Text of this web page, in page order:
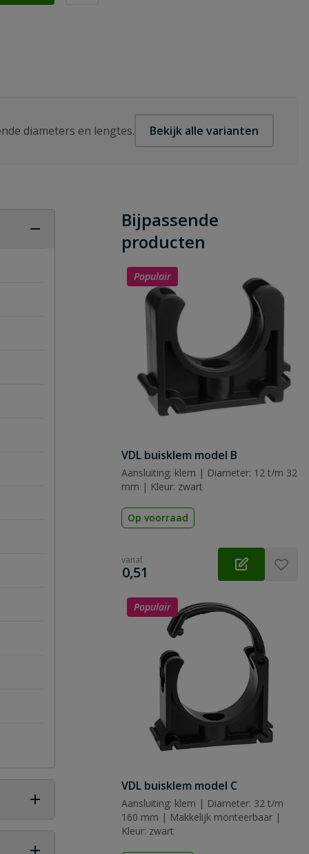
diameters en lengtes. Bekijk alle varianten
Bijpassende
producten
Populair
VDL buisklem model B
Aansluiting: klem | Diameter: 12 t/m 32
mm | Kleur: zwart
Op voorraad
vanaf
€
0,51
Populair
VDL buisklem model C
Aansluiting: klem | Diameter: 32 t/m
160 mm | Makkelijk monteerbaar |
Kleur: zwart